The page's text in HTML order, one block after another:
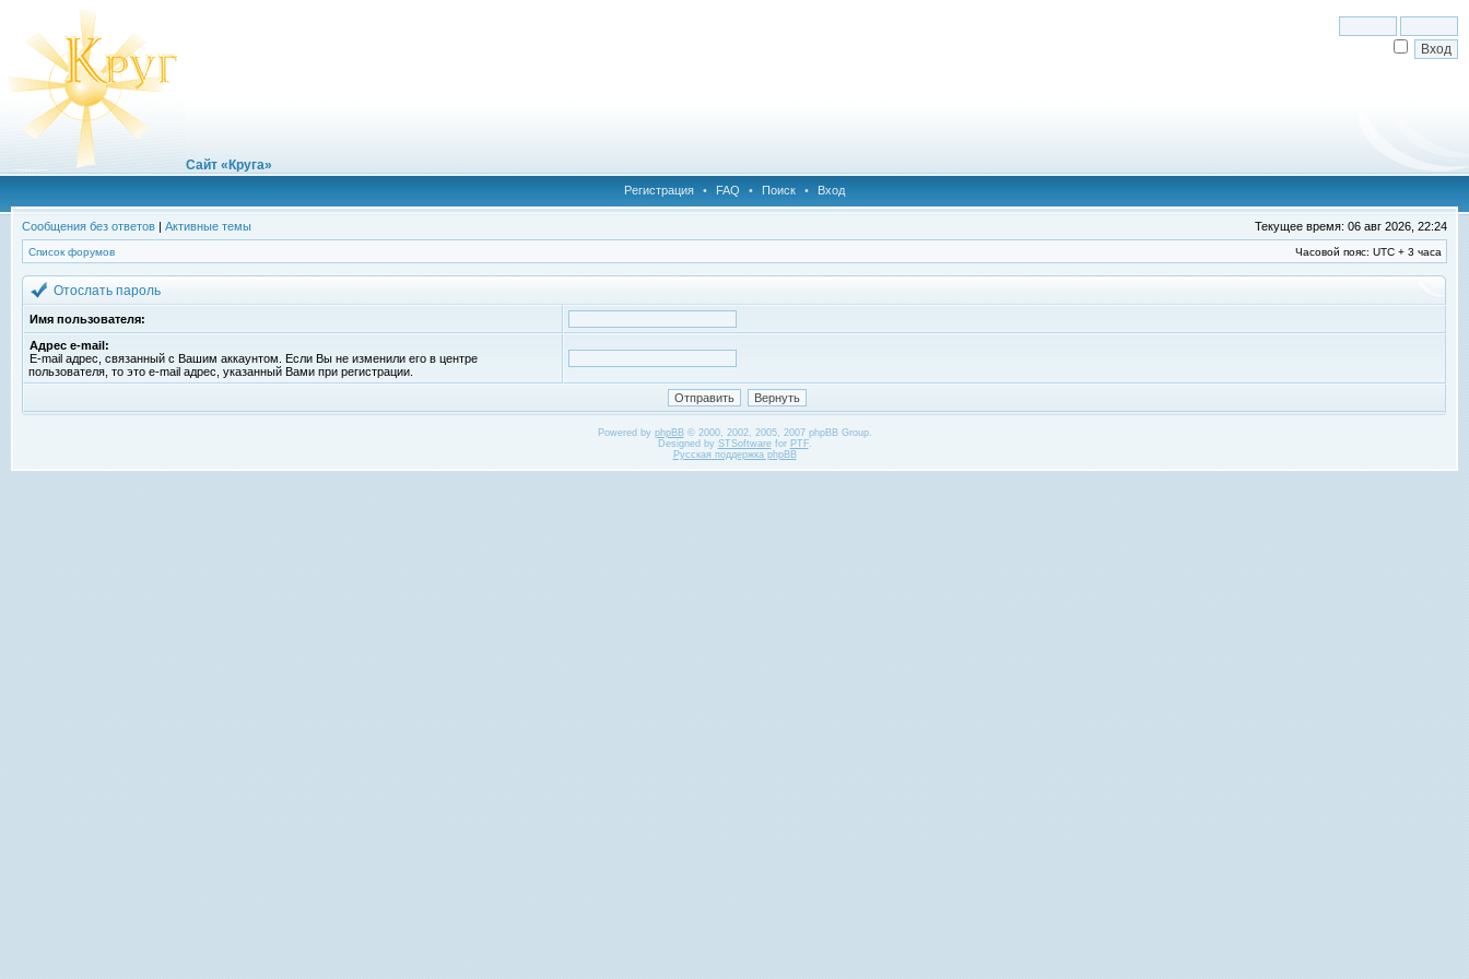
Сайт «Круга»
Регистрация • FAQ • Поиск • Вход
Сообщения без ответов | Активные темы Текущее время: 06 авг 2026, 22:24
Список форумов Часовой пояс: UTC + 3 часа
Отослать пароль
Имя пользователя:
Адрес e-mail:
E-mail адрес, связанный с Вашим аккаунтом. Если Вы не изменили его в центре
пользователя, то это e-mail адрес, указанный Вами при регистрации.
Powered by phpBB© 2000, 2002, 2005, 2007 phpBB Group.
Designed by STSoftwarefor PTF.
Русская поддержка phpBB